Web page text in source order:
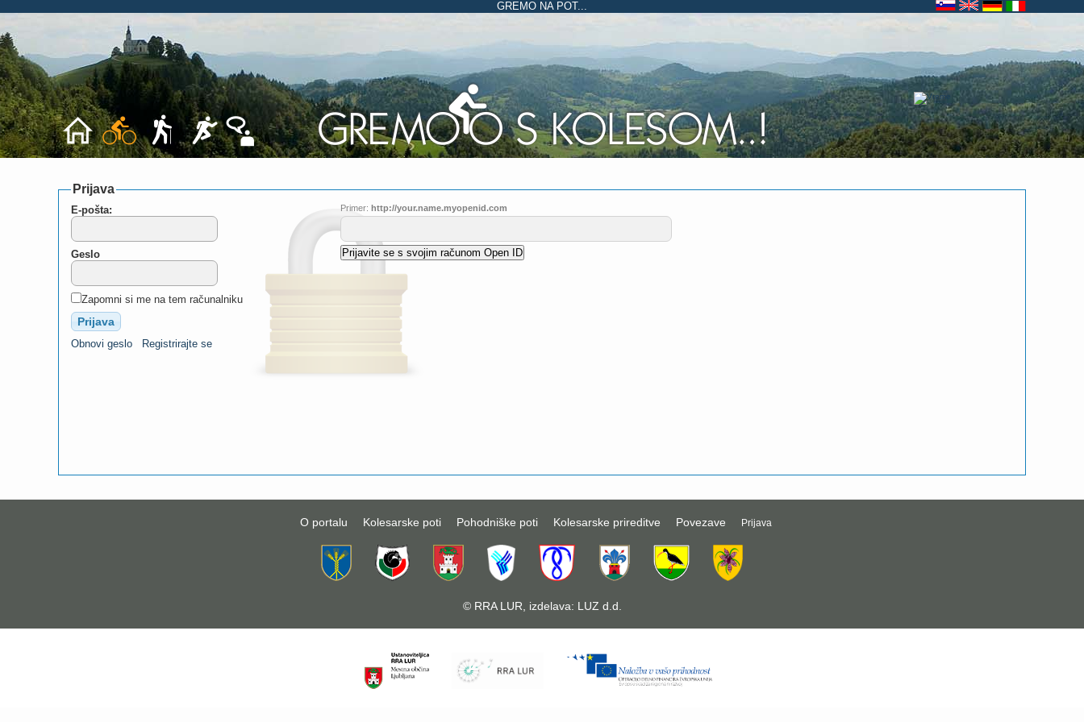
GREMO NA POT...
Prijava
E-pošta:
Geslo
Zapomni si me na tem računalniku
Obnovi geslo Registrirajte se
Primer: http://your.name.myopenid.com
O portalu Kolesarske poti Pohodniške poti Kolesarske prireditve Povezave Prijava
© RRA LUR , izdelava: LUZ d.d.